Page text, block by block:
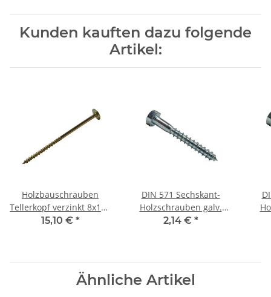
Kunden kauften dazu folgende
Artikel:
Holzbauschrauben
Tellerkopf verzinkt 8x140
mm (50) Stück
15,10 € *
DIN 571 Sechskant-
Holzschrauben galv.
verzinkt 8x50 mm (50)
2,14 € *
Ähnliche Artikel